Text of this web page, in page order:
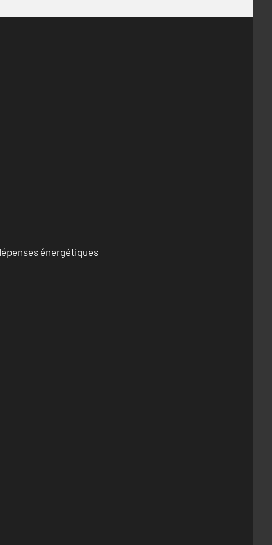
énergétiques